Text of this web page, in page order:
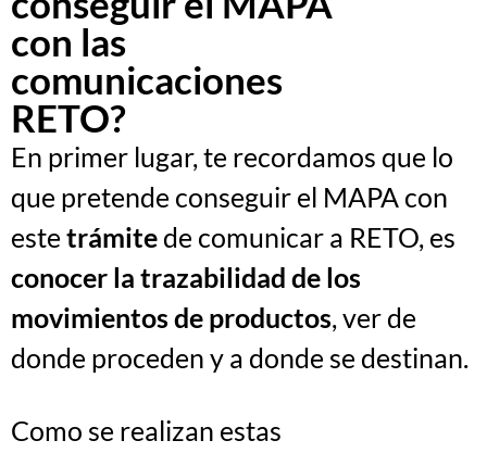
con las
comunicaciones
RETO?
En primer lugar, te recordamos que lo
que pretende conseguir el MAPA con
este trámite de comunicar a RETO, es
conocer la trazabilidad de los
movimientos de productos, ver de
donde proceden y a donde se destinan.
Como se realizan estas